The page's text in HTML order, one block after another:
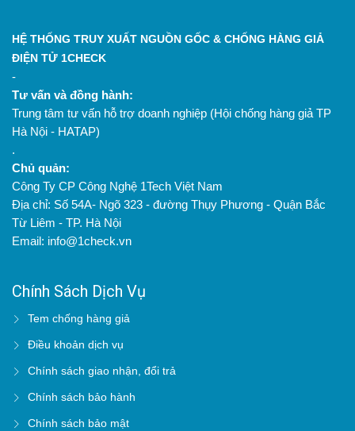
HỆ THỐNG TRUY XUẤT NGUỒN GỐC & CHỐNG HÀNG GIẢ
ĐIỆN TỬ 1CHECK
-
Tư vấn và đồng hành:
Trung tâm tư vấn hỗ trợ doanh nghiệp (Hội chống hàng giả TP
Hà Nội - HATAP)
.
Chủ quản:
Công Ty CP Công Nghệ 1Tech Việt Nam
Địa chỉ: Số 54A- Ngõ 323 - đường Thụy Phương - Quận Bắc
Từ Liêm - TP. Hà Nội
Email: info@1check.vn
Chính Sách Dịch Vụ
Tem chống hàng giả
Điều khoản dịch vụ
Chính sách giao nhận, đổi trả
Chính sách bảo hành
Chính sách bảo mật